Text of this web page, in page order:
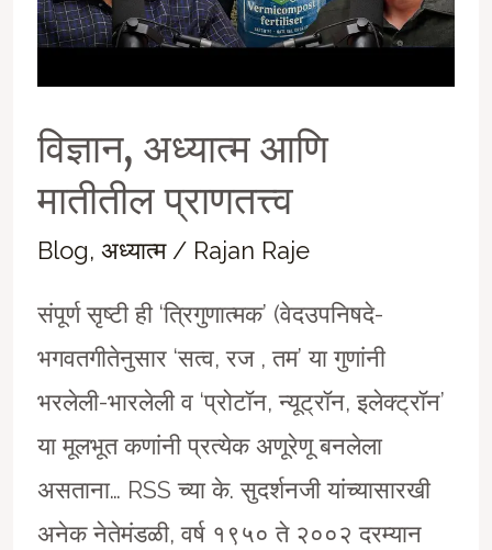
विज्ञान, अध्यात्म आणि
मातीतील प्राणतत्त्व
Blog, अध्यात्म/ Rajan Raje
संपूर्ण सृष्टी ही ‘त्रिगुणात्मक’ (वेदउपनिषदे-
भगवतगीतेनुसार ‘सत्व, रज , तम’ या गुणांनी
भरलेली-भारलेली व ‘प्रोटाॅन, न्यूट्रॉन, इलेक्ट्रॉन’
या मूलभूत कणांनी प्रत्येक अणूरेणू बनलेला
असताना… RSS च्या के. सुदर्शनजी यांच्यासारखी
अनेक नेतेमंडळी, वर्ष १९५० ते २००२ दरम्यान